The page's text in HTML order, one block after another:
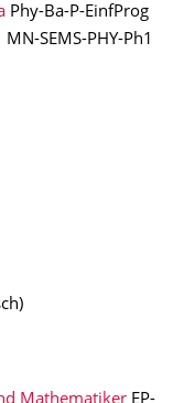
Phy-Ba-P-EinfProg
MN-SEMS-PHY-Ph1